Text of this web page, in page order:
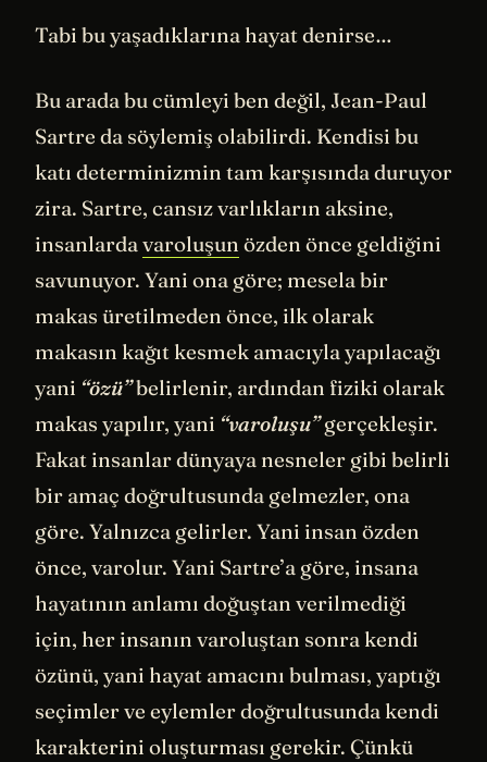
Tabi bu yaşadıklarına hayat denirse…
Bu arada bu cümleyi ben değil, Jean-Paul
Sartre da söylemiş olabilirdi. Kendisi bu
katı determinizmin tam karşısında duruyor
zira. Sartre, cansız varlıkların aksine,
insanlarda varoluşun özden önce geldiğini
savunuyor. Yani ona göre; mesela bir
makas üretilmeden önce, ilk olarak
makasın kağıt kesmek amacıyla yapılacağı
yani “özü”belirlenir, ardından fiziki olarak
makas yapılır, yani “varoluşu”gerçekleşir.
Fakat insanlar dünyaya nesneler gibi belirli
bir amaç doğrultusunda gelmezler, ona
göre. Yalnızca gelirler. Yani insan özden
önce, varolur. Yani Sartre’a göre, insana
hayatının anlamı doğuştan verilmediği
için, her insanın varoluştan sonra kendi
özünü, yani hayat amacını bulması, yaptığı
seçimler ve eylemler doğrultusunda kendi
karakterini oluşturması gerekir. Çünkü